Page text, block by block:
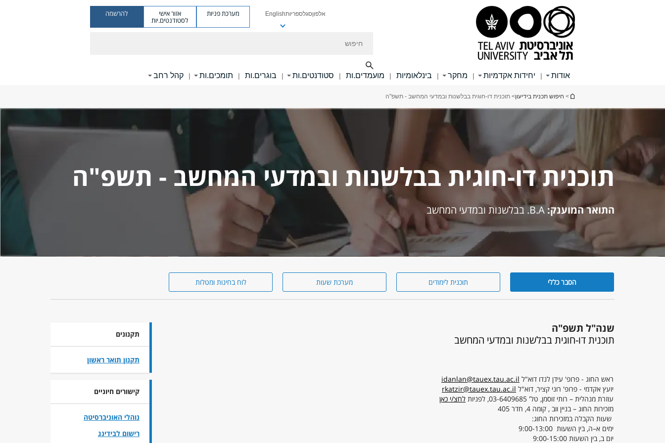
אלפוןסגלספריותEnglish מערכת פניות אזור אישי
לסטודנטים.יות
להרשמה
אודות | יחידות אקדמיות | מחקר | בינלאומיות | מועמדים.ות | סטודנטים.ות | בוגרים.ות | תומכים.ות | קהל רחב
הינך נמצא כאן
> חיפוש תכנית בידיעון> תוכנית דו-חוגית בבלשנות ובמדעי המחשב - תשפ"ה
תוכנית דו-חוגית בבלשנות ובמדעי המחשב - תשפ"ה
התואר המוענק: B.A. בבלשנות ובמדעי המחשב
הסבר כללי תוכנית לימודים מערכת שעות לוח בחינות ומטלות
שנה"ל תשפ"ה
תוכנית דו-חוגית בבלשנות ובמדעי המחשב
ראש החוג - פרופ' עידן לנדו דוא"ל idanlan@tauex.tau.ac.il
יועץ אקדמי - פרופ' רוני קציר, דוא"ל rkatzir@tauex.tau.ac.il
עוזרת מנהלית – רותי זוסמן, טל' 03-6409685, לפניות
לחצ/י כאן
מזכירות החוג – בניין ווב , קומה 4, חדר 405
שעות הקבלה במזכירות החוג:
ימים א–ה, בין השעות 9:00-13:00
יום ב, בין השעות 9:00-15:00
תקנונים
תקנון תואר ראשון
קישורים חיוניים
נוהלי האוניברסיטה
רישום לבידינג